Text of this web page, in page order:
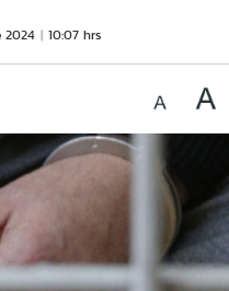
2024 10:07 hrs